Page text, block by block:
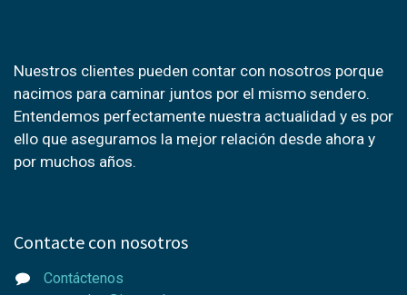
Nuestros clientes pueden contar con nosotros porque
nacimos para caminar juntos por el mismo sendero.
Entendemos perfectamente nuestra actualidad y es por
ello que aseguramos la mejor relación desde ahora y
por muchos años.
Contacte con nosotros
Contáctenos